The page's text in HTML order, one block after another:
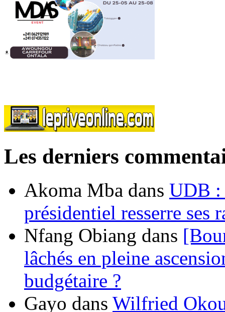
Les derniers
Akoma Mba dans UDB :
présidentiel resserre ses
Nfang Obiang dans
lâchés en pleine
budgétaire ?
Gayo dans Wilfried